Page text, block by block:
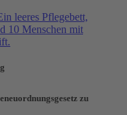
zu